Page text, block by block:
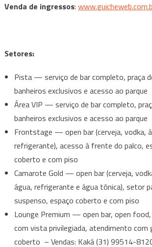
Venda de ingressos:
Setores:
Pista — serviço de bar completo, praça
banheiros exclusivos e acesso ao parque
Área VIP — serviço de bar completo,
banheiros exclusivos e acesso ao parque
Frontstage — open bar (cerveja, vodka,
refrigerante), acesso à frente do palco,
coberto e com piso
Camarote Gold — open bar (cerveja,
água, refrigerante e água tônica), setor
suspenso, espaço coberto e com piso
Lounge Premium — open bar, open
com vista privilegiada, atendimento com
coberto – Vendas: Kaká (31) 99514-